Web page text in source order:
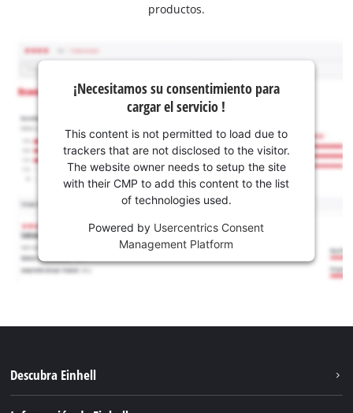
productos.
¡Necesitamos su consentimiento para
cargar el servicio !
This content is not permitted to load due to
trackers that are not disclosed to the visitor.
The website owner needs to setup the site
with their CMP to add this content to the list
of technologies used.
Powered by Usercentrics Consent
Management Platform
Descubra Einhell